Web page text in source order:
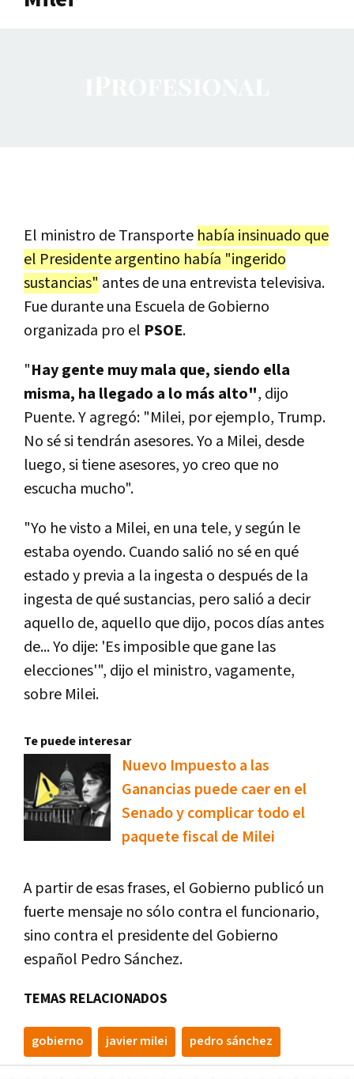
El ministro de Transporte había insinuado que
el Presidente argentino había "ingerido
sustancias" antes de una entrevista televisiva.
Fue durante una Escuela de Gobierno
organizada pro el PSOE.
"Hay gente muy mala que, siendo ella
misma, ha llegado a lo más alto", dijo
Puente. Y agregó: "Milei, por ejemplo, Trump.
No sé si tendrán asesores. Yo a Milei, desde
luego, si tiene asesores, yo creo que no
escucha mucho".
"Yo he visto a Milei, en una tele, y según le
estaba oyendo. Cuando salió no sé en qué
estado y previa a la ingesta o después de la
ingesta de qué sustancias, pero salió a decir
aquello de, aquello que dijo, pocos días antes
de... Yo dije: 'Es imposible que gane las
elecciones'", dijo el ministro, vagamente,
sobre Milei.
Te puede interesar
Nuevo Impuesto a las
Ganancias puede caer en el
Senado y complicar todo el
paquete fiscal de Milei
A partir de esas frases, el Gobierno publicó un
fuerte mensaje no sólo contra el funcionario,
sino contra el presidente del Gobierno
español Pedro Sánchez.
TEMAS RELACIONADOS
gobierno javier milei pedro sánchez